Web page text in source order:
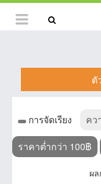
ตั
การจัดเรียง คว
ราคาต่ำกว่า 100฿
ผ